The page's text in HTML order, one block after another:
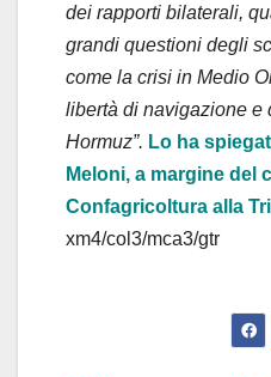
dei rapporti bilaterali,
grandi questioni degli
come la crisi in Medio
libertà di navigazione e
Hormuz”. Lo ha
Meloni, a margine del
Confagricoltura alla
xm4/col3/mca3/gtr